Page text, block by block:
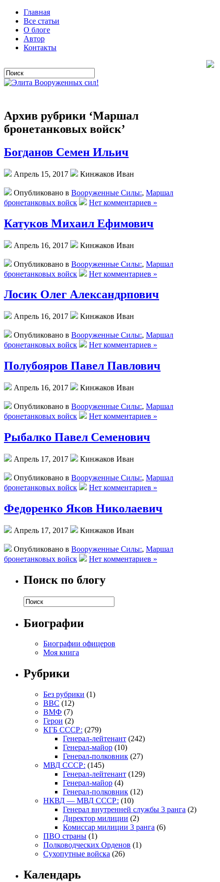
Главная
Все статьи
О блоге
Автор
Контакты
Архив рубрики ‘Маршал
бронетанковых войск’
Богданов Семен Ильич
Апрель 15, 2017 Кинжаков Иван
Опубликовано в Вооруженные Силы:, Маршал
бронетанковых войск
Нет комментариев »
Катуков Михаил Ефимович
Апрель 16, 2017 Кинжаков Иван
Опубликовано в Вооруженные Силы:, Маршал
бронетанковых войск
Нет комментариев »
Лосик Олег Александрпович
Апрель 16, 2017 Кинжаков Иван
Опубликовано в Вооруженные Силы:, Маршал
бронетанковых войск
Нет комментариев »
Полубояров Павел Павлович
Апрель 16, 2017 Кинжаков Иван
Опубликовано в Вооруженные Силы:, Маршал
бронетанковых войск
Нет комментариев »
Рыбалко Павел Семенович
Апрель 17, 2017 Кинжаков Иван
Опубликовано в Вооруженные Силы:, Маршал
бронетанковых войск
Нет комментариев »
Федоренко Яков Николаевич
Апрель 17, 2017 Кинжаков Иван
Опубликовано в Вооруженные Силы:, Маршал
бронетанковых войск
Нет комментариев »
Поиск по блогу
Биографии
Биографии офицеров
Моя книга
Рубрики
Без рубрики (1)
ВВС (12)
ВМФ (7)
Герои (2)
КГБ СССР: (279)
Генерал-лейтенант (242)
Генерал-майор (10)
Генерал-полковник (27)
МВД СССР: (145)
Генерал-лейтенант (129)
Генерал-майор (4)
Генерал-полковник (12)
НКВД — МВД СССР: (10)
Генерал внутренней службы 3 ранга (2)
Директор милиции (2)
Комиссар милиции 3 ранга (6)
ПВО страны (1)
Полководческих Орденов (1)
Сухопутные войска (26)
Календарь